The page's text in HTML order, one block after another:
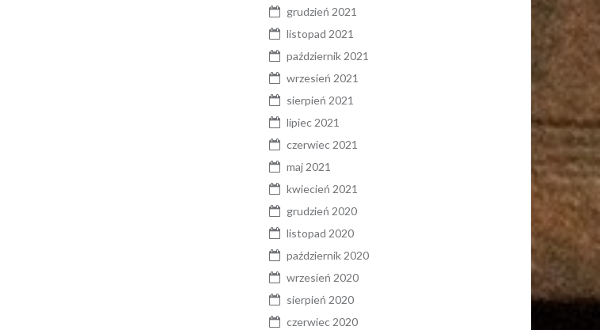
grudzień 2021
listopad 2021
październik 2021
wrzesień 2021
sierpień 2021
lipiec 2021
czerwiec 2021
maj 2021
kwiecień 2021
grudzień 2020
listopad 2020
październik 2020
wrzesień 2020
sierpień 2020
czerwiec 2020